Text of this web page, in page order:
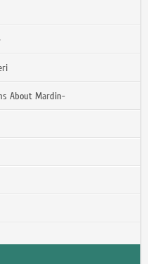
About Mardin-